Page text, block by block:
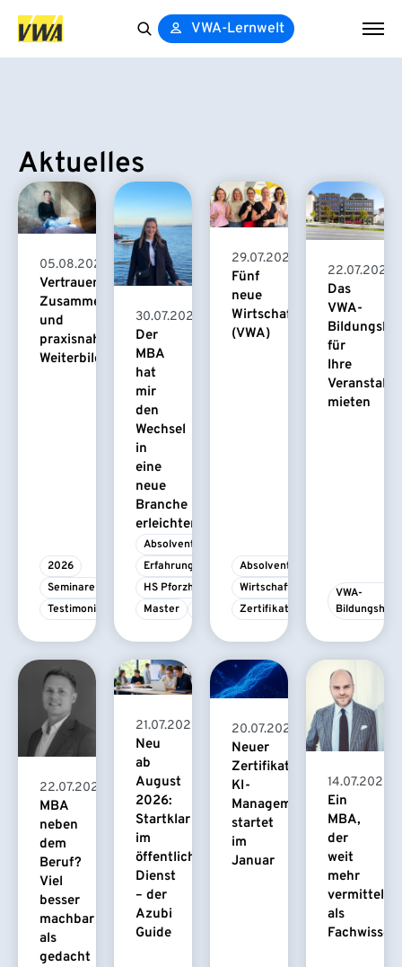
VWA-Lernwelt
Aktuelles
05.08.2026
Vertrauensvolle
Zusammenarbeit
und
praxisnahe
Weiterbildung
2026
Seminare
Testimonial
30.07.2026
Der
MBA
hat
mir
den
Wechsel
in
eine
neue
Branche
erleichtert
Absolvent/-in
Erfahrungsbericht
HS Pforzheim
Master
29.07.2026
Fünf
neue
Wirtschaftspsychologinnen
(VWA)
Absolvent/-in
Wirtschaftspsychologie
Zertifikatskurs
22.07.2026
Das
VWA-
für
Ihre
mieten
VWA-
Bildungshaus
22.07.2026
MBA
neben
dem
Beruf?
Viel
besser
machbar
als
gedacht
21.07.2026
Neu
ab
August
2026:
Startklar
im
öffentlichen
Dienst
– der
Azubi
Guide
20.07.2026
Neuer
Zertifikatskurs
KI-
Management
startet
im
Januar
14.07.2026
Ein
MBA,
der
weit
mehr
vermittelt
als
Fachwissen